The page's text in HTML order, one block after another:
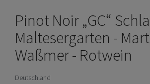
Pinot Noir „GC“
Maltesergarten -
Waßmer - Rotwein
Deutschland